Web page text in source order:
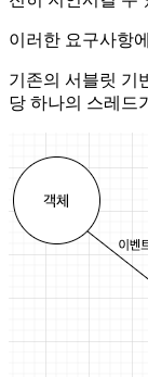
이러한 요구사항
기존의 서블릿 기
당 하나의 스레드